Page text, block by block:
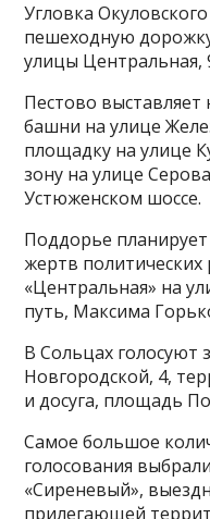
Угловка
пешеходную
улицы Центральная,
Пестово выставляет
башни на улице
площадку на улице
зону на улице
Устюженском шоссе.
Поддорье планирует
жертв
«Центральная» на
путь, Максима
В Сольцах голосуют
Новгородской, 4,
и досуга, площадь
Самое большое
голосования
«Сиреневый»,
прилегающей